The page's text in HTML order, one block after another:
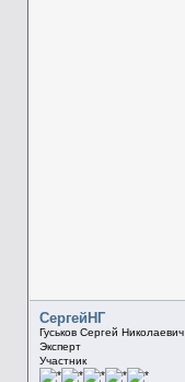
СергейНГ
Гуськов Сергей Николаевич
Эксперт
Участник